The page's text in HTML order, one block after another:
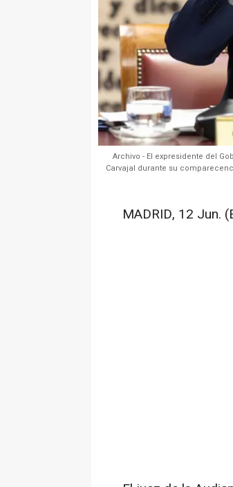
Archivo - El expresidente del
Carvajal durante su
MADRID, 12 Jun.